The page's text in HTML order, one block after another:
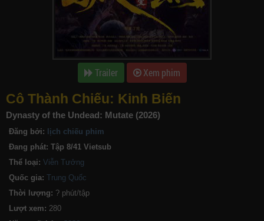
Trailer Xem phim
Cô Thành Chiếu: Kinh Biến
Dynasty of the Undead: Mutate (2026)
Đăng bởi:
lịch chiếu phim
Đang phát: Tập 8/41 Vietsub
Thể loại: Viễn Tưởng
Quốc gia: Trung Quốc
Thời lượng: ? phút/tập
Lượt xem: 280